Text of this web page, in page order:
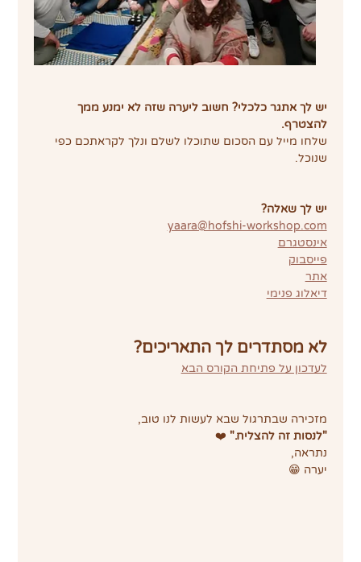
יש לך אתגר כלכלי? חשוב ליערה שזה לא ימנע ממך
להצטרף.
שלחו מייל עם הסכום שתוכלו לשלם ונלך לקראתכם כפי
שנוכל.
יש לך שאלה?
yaara@hofshi-workshop.com
אינסטגרם
פייסבוק
אתר
דיאלוג פנימי
לא מסתדרים לך התאריכים?
לעדכון על פתיחת הקורס הבא
מזכירה שבתרגול שבא לעשות לנו טוב,
"לנסות זה להצליח." ❤️
נתראה,
יערה 😁